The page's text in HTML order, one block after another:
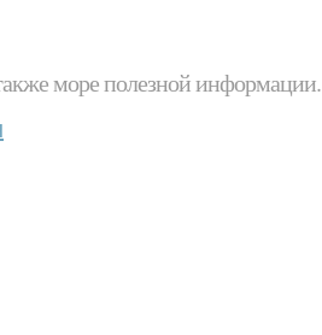
море полезной информации.